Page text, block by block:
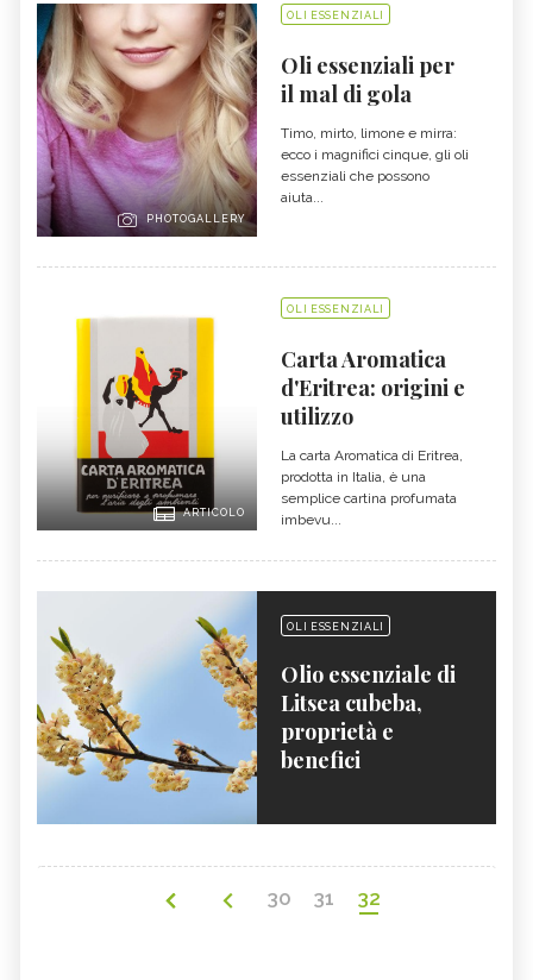
PHOTOGALLERY
OLI ESSENZIALI
Oli essenziali per
il mal di gola
Timo, mirto, limone e mirra:
ecco i magnifici cinque, gli oli
essenziali che possono
aiuta...
ARTICOLO
OLI ESSENZIALI
Carta Aromatica
d'Eritrea: origini e
utilizzo
La carta Aromatica di Eritrea,
prodotta in Italia, è una
semplice cartina profumata
imbevu...
OLI ESSENZIALI
Olio essenziale di
Litsea cubeba,
proprietà e
benefici
30 31 32